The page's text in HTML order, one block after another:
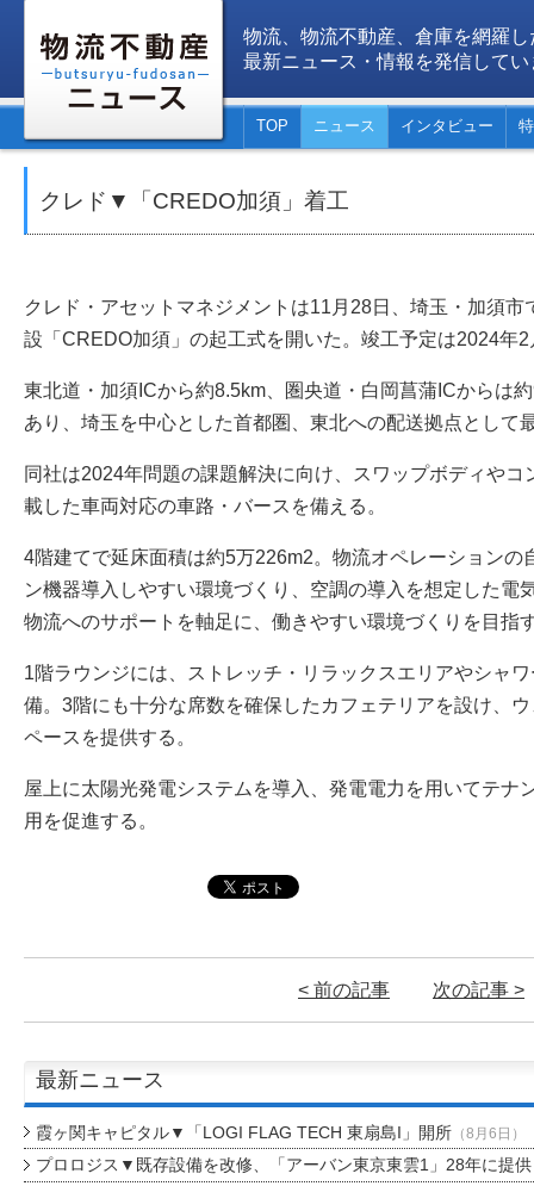
物流、物流不動産、倉庫を網羅し
最新ニュース・情報を発信してい
TOP ニュース インタビュー
クレド▼「CREDO加須」着工
クレド・アセットマネジメントは11月28日、埼玉・加須
設「CREDO加須」の起工式を開いた。竣工予定は2024年2
東北道・加須ICから約8.5km、圏央道・白岡菖蒲ICからは
あり、埼玉を中心とした首都圏、東北への配送拠点として
同社は2024年問題の課題解決に向け、スワップボディやコ
載した車両対応の車路・バースを備える。
4階建てで延床面積は約5万226m2。物流オペレーションの
ン機器導入しやすい環境づくり、空調の導入を想定した電
物流へのサポートを軸足に、働きやすい環境づくりを目指
1階ラウンジには、ストレッチ・リラックスエリアやシャ
備。3階にも十分な席数を確保したカフェテリアを設け、
ペースを提供する。
屋上に太陽光発電システムを導入、発電電力を用いてテナ
用を促進する。
< 前の記事 次の記事 >
最新ニュース
霞ヶ関キャピタル▼「LOGI FLAG TECH 東扇島I」開所（8月6日）
プロロジス▼既存設備を改修、「アーバン東京東雲1」28年に提供